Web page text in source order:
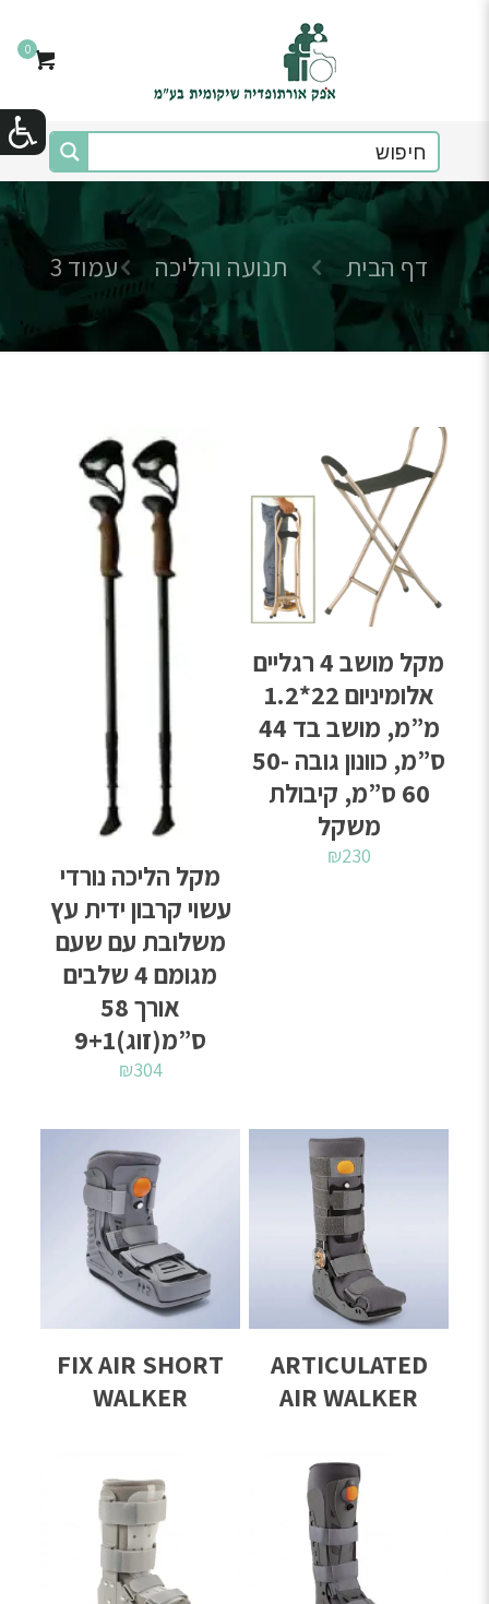
0
דף הבית תנועה והליכה עמוד 3
מקל מושב 4 רגליים
אלומיניום 22*1.2
מ”מ, מושב בד 44
ס”מ, כוונון גובה 50-
60 ס”מ, קיבולת
משקל
₪230
מקל הליכה נורדי
עשוי קרבון ידית עץ
משלובת עם שעם
מגומם 4 שלבים
אורך 58
ס”מ(זוג)9+1
₪304
ARTICULATED
AIR WALKER
FIX AIR SHORT
WALKER